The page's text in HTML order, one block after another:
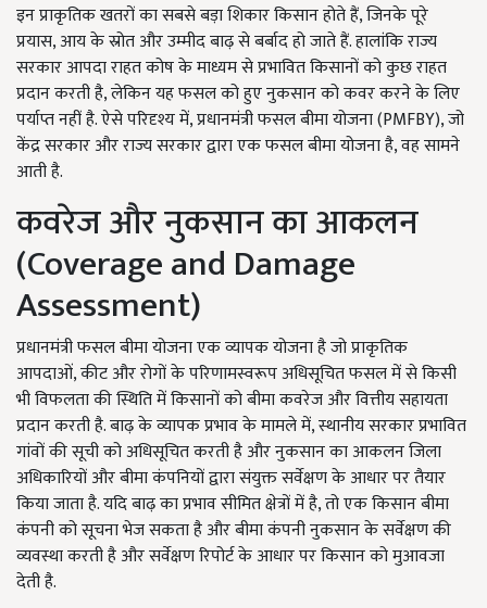
इन प्राकृतिक खतरों का सबसे बड़ा शिकार किसान होते हैं, जिनके पूरे
प्रयास, आय के स्रोत और उम्मीद बाढ़ से बर्बाद हो जाते हैं. हालांकि राज्य
सरकार आपदा राहत कोष के माध्यम से प्रभावित किसानों को कुछ राहत
प्रदान करती है, लेकिन यह फसल को हुए नुकसान को कवर करने के लिए
पर्याप्त नहीं है. ऐसे परिदृश्य में, प्रधानमंत्री फसल बीमा योजना (PMFBY), जो
केंद्र सरकार और राज्य सरकार द्वारा एक फसल बीमा योजना है, वह सामने
आती है.
कवरेज और नुकसान का आकलन
(Coverage and Damage
Assessment)
प्रधानमंत्री फसल बीमा योजना एक व्यापक योजना है जो प्राकृतिक
आपदाओं, कीट और रोगों के परिणामस्वरूप अधिसूचित फसल में से किसी
भी विफलता की स्थिति में किसानों को बीमा कवरेज और वित्तीय सहायता
प्रदान करती है. बाढ़ के व्यापक प्रभाव के मामले में, स्थानीय सरकार प्रभावित
गांवों की सूची को अधिसूचित करती है और नुकसान का आकलन जिला
अधिकारियों और बीमा कंपनियों द्वारा संयुक्त सर्वेक्षण के आधार पर तैयार
किया जाता है. यदि बाढ़ का प्रभाव सीमित क्षेत्रों में है, तो एक किसान बीमा
कंपनी को सूचना भेज सकता है और बीमा कंपनी नुकसान के सर्वेक्षण की
व्यवस्था करती है और सर्वेक्षण रिपोर्ट के आधार पर किसान को मुआवजा
देती है.